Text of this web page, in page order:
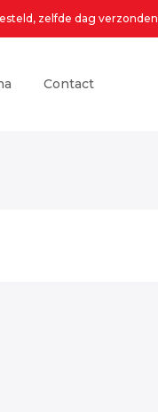
zelfde dag verzonden
Contact